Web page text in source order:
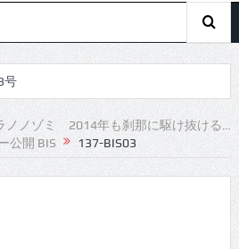
号
号
ノノゾミ 2014年も刹那に駆け抜ける…
公開 BIS
137-BIS03